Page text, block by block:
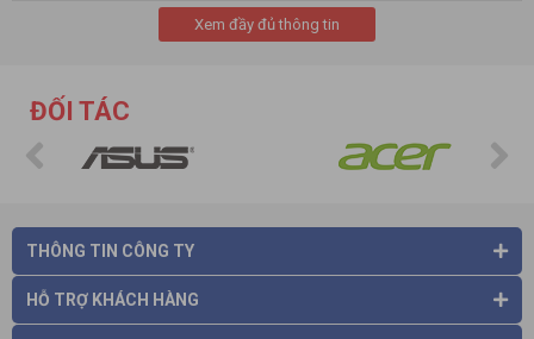
Hệ điều hành trên hai nền tảng này cũng có sự khác nhau, nếu
như hệ điều hành trên máy tính được sinh ra để đáp ứng thiên
điều hành đang được cải tiến và hầu như điều có thể đáp ứng
Xem đầy đủ thông tin
ĐỐI TÁC
THÔNG TIN CÔNG TY
HỖ TRỢ KHÁCH HÀNG